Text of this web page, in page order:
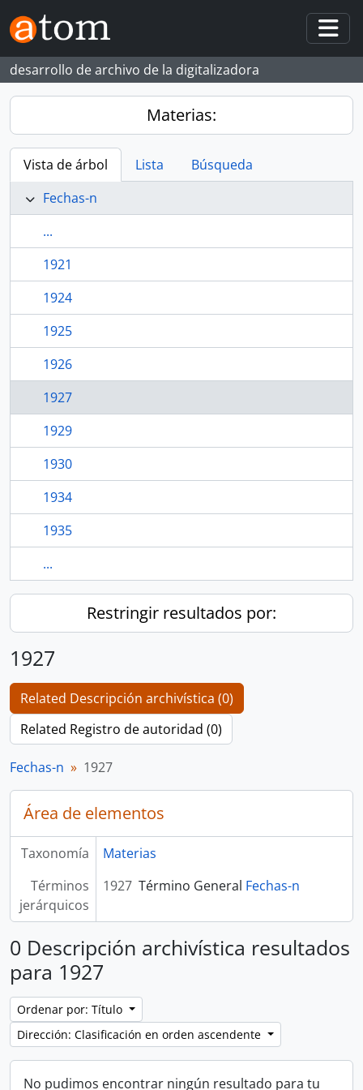
Skip to main content
desarrollo de archivo de la digitalizadora
Materias:
Vista de árbol Lista
Búsqueda
Fechas-n
...
1921
1924
1925
1926
1927
1929
1930
1934
1935
...
Restringir resultados por:
1927
Related Descripción archivística (0)
Related Registro de autoridad (0)
Fechas-n 1927
Área de elementos
Taxonomía
Materias
Términos
jerárquicos
1927 Término General Fechas-n
0 Descripción archivística resultados
para 1927
Ordenar por: Título
Dirección: Clasificación en orden ascendente
No pudimos encontrar ningún resultado para tu